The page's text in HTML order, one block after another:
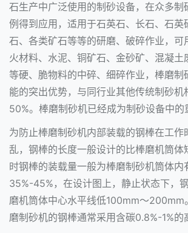
石生产中广泛使用的制砂设备，在众多制
例得到应用，适用于石英石、长石、石英
石、各类矿石等等的研磨、破碎作业，可
火材料、水泥、铜矿石、金砂矿、混凝土
等硬、脆物料的中碎、细碎作业，棒磨制
能的突出优势，与同行业其他传统制砂机
50%。棒磨制砂机已经成为制砂设备中的
为防止棒磨制砂机内部装载的钢棒在工作
乱，钢棒的长度一般设计的比棒磨机筒
时钢棒的装载量一般为棒磨制砂机筒体内
35%-45%，在设计图上，静止状态下，
磨机筒体中心水平线低100mm～200mm
磨制砂机的钢棒通常采用含碳0.8%-1%的